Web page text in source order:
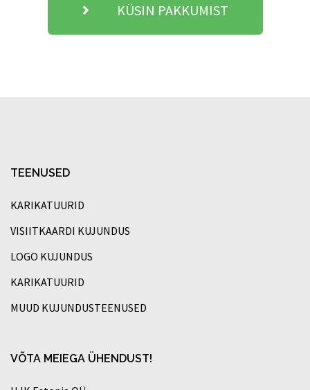
KÜSIN PAKKUMIST
TEENUSED
KARIKATUURID
VISIITKAARDI KUJUNDUS
LOGO KUJUNDUS
KARIKATUURID
MUUD KUJUNDUSTEENUSED
VÕTA MEIEGA ÜHENDUST!